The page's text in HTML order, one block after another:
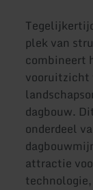
plek van
combineert
vooruitzicht
dagbouw.
onderdeel
attractie